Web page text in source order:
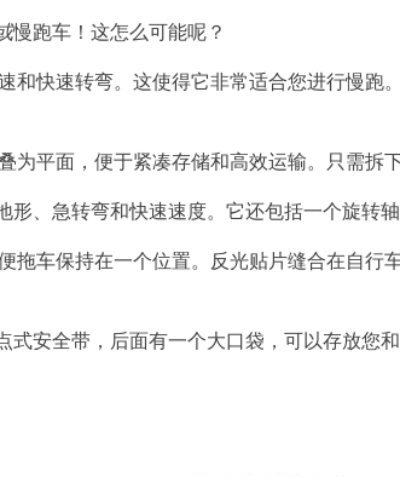
慢跑车！这怎么可能呢？
快速转弯。这使得它非常适合您进行慢
平面，便于紧凑存储和高效运输。只需拆
、急转弯和快速速度。它还包括一个旋转
车保持在一个位置。反光贴片缝合在自行
安全带，后面有一个大口袋，可以存放您